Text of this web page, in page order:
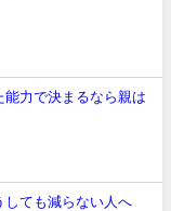
力で決まるなら親は
しても減らない人へ